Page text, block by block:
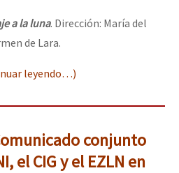
a la luna. Dirección: María del
de Lara.
leyendo…)
conjunto
el CIG y el EZLN en